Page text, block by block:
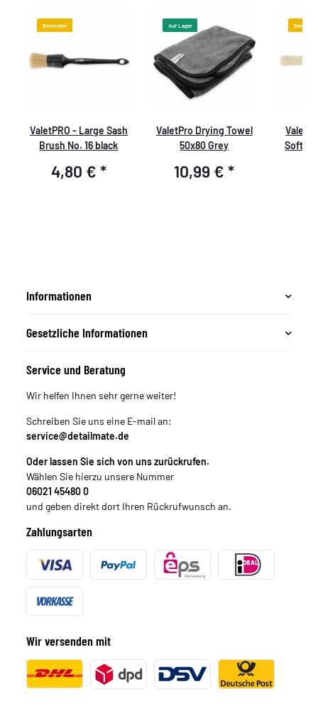
Bestseller
ValetPRO - Large Sash
Brush No. 16 black
4,80 € *
Auf Lager
ValetPro Drying Towel
50x80 Grey
10,99 €*
Bestseller
Soft
Informationen
Gesetzliche Informationen
Service und Beratung
Wir helfen Ihnen sehr gerne weiter!
Schreiben Sie uns eine E-mail an:
service@detailmate.de
Oder lassen Sie sich von uns zurückrufen.
Wählen Sie hierzu unsere Nummer
06021 45480 0
und geben direkt dort Ihren Rückrufwunsch an.
Zahlungsarten
Wir versenden mit